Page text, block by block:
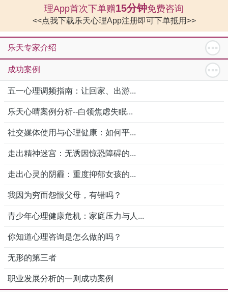
理App首次下单赠15分钟免费咨询
<<点我下载乐天心理App注册即可下单抵用>>
乐天专家介绍
成功案例
五一心理调频指南：让回家、出游...
乐天心晴案例分析--白领焦虑失眠...
社交媒体使用与心理健康：如何平...
走出精神迷宫：无诱因惊恐障碍的...
走出心灵的阴霾：重度抑郁女孩的...
我因为穷而怨恨父母，有错吗？
青少年心理健康危机：家庭压力与人...
你知道心理咨询是怎么做的吗？
无形的第三者
职业发展分析的一则成功案例